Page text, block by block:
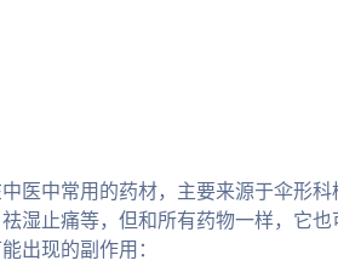
医中常用的药材，主要来源于伞形科
湿止痛等，但和所有药物一样，它
出现的副作用：